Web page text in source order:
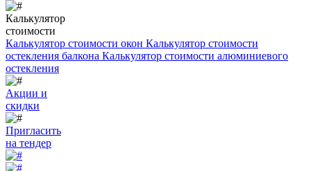
Калькулятор
стоимости
Калькулятор стоимости окон Калькулятор стоимости
остекления балкона Калькулятор стоимости алюминиевого
остекления
Акции и
скидки
Пригласить
на тендер